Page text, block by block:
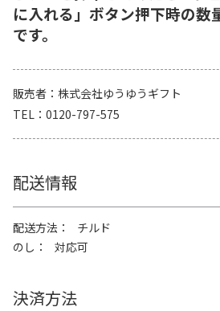
に入れる」ボタン押下時の数
です。
販売者
株式会社ゆうゆうギフト
TEL
0120-797-575
配送情報
配送方法
チルド
のし
対応可
決済方法